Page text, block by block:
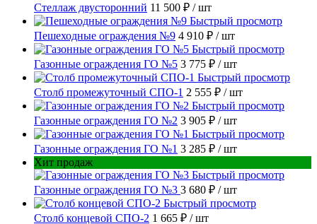
Стеллаж двусторонний 11 500 ₽ / шт
Быстрый просмотр
Пешеходные ограждения №9 4 910 ₽ / шт
Быстрый просмотр
Газонные ограждения ГО №5 3 775 ₽ / шт
Быстрый просмотр
Столб промежуточный СПО-1 2 555 ₽ / шт
Быстрый просмотр
Газонные ограждения ГО №2 3 905 ₽ / шт
Быстрый просмотр
Газонные ограждения ГО №1 3 285 ₽ / шт
Хит продаж
Быстрый просмотр
Газонные ограждения ГО №3 3 680 ₽ / шт
Быстрый просмотр
Столб концевой СПО-2 1 665 ₽ / шт